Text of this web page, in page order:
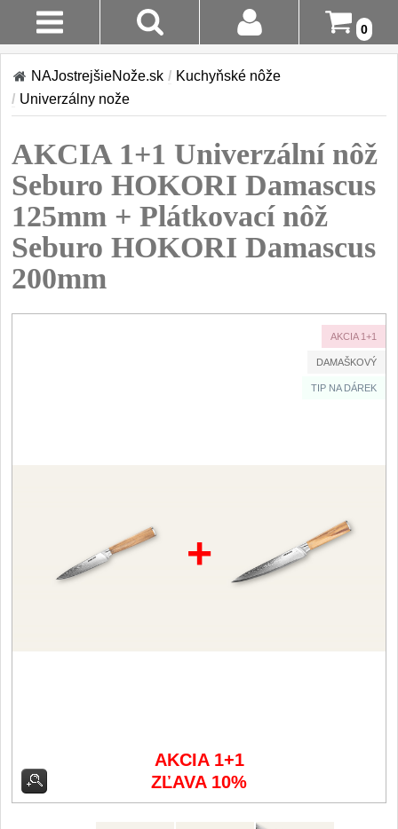
0
Stav
Objednávky
Registrácia
Doručenie
A Platba
Vrátenie Do
Akcia!
Kuchyňské nôže
Sady nožov 9
Kuchařské nože
Univerzálny nože 50
Nože na ovoce a
Steakové nože
Príslušenstvo 2
NAJostrejšieNože.sk / Kuchyňské nôže
/ Univerzálny nože
AKCIA 1+1 Univerzální nôž
Seburo HOKORI Damascus
125mm + Plátkovací nôž
Seburo HOKORI Damascus
200mm
AKCIA 1+1
DAMAŠKOVÝ
TIP NA DÁREK
+
AKCIA 1+1
ZĽAVA 10%